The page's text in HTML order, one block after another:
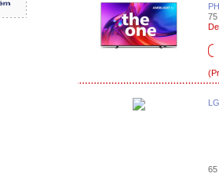
75
65